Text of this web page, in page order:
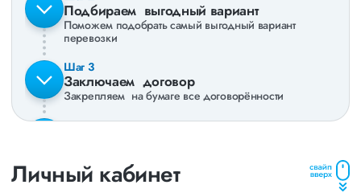
Подбираем выгодный вариант
Поможем подобрать самый выгодный вариант
перевозки
Заключаем договор
Закрепляем на бумаге все договорённости
Личный кабинет